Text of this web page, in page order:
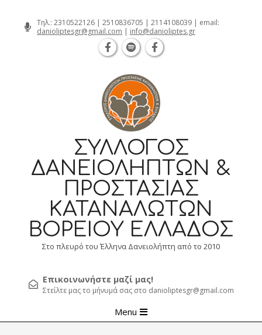
Τηλ.: 2310522126 | 2510836705 | 2114108039 | email:
danioliptesgr@gmail.com | info@danioliptes.gr
ΣΎΛΛΟΓΟΣ
ΔΑΝΕΙΟΛΗΠΤΏΝ &
ΠΡΟΣΤΑΣΊΑΣ
ΚΑΤΑΝΑΛΩΤΏΝ
ΒΟΡΕΊΟΥ ΕΛΛΆΔΟΣ
Στο πλευρό του Έλληνα Δανειολήπτη από το 2010
Επικοινωνήστε μαζί μας!
Στείλτε μας το μήνυμά σας στο danioliptesgr@gmail.com
Navigation
Menu